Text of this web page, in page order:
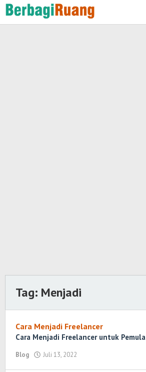
Lewati
ke
Tag: Menjadi
Cara Menjadi Freelancer
Cara Menjadi Freelancer untuk Pemula
Blog Juli 13, 2022